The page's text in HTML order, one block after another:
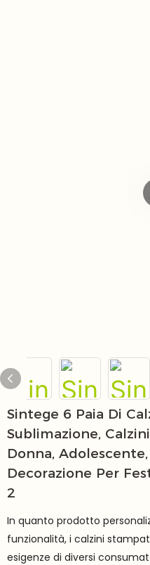
Sintege 6 Paia Di
Sublimazione,
Donna,
Decorazione Per
2
In quanto prodotto
funzionalità, i calzini
esigenze di diversi